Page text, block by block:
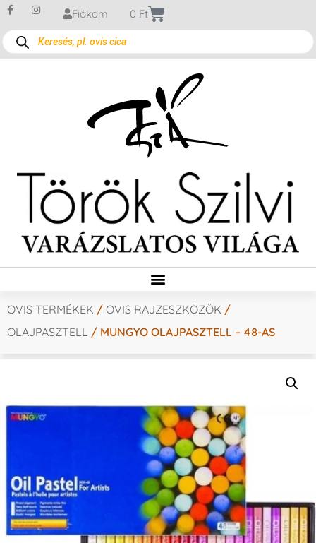
Fiókom 0 Ft
OVIS TERMÉKEK / OVIS RAJZESZKÖZÖK /
OLAJPASZTELL / MUNGYO OLAJPASZTELL – 48-AS